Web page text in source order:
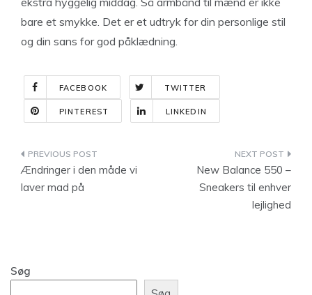
bare et smykke. Det er et udtryk for din personlige stil
og din sans for god påklædning.
FACEBOOK TWITTER
PINTEREST LINKEDIN
Indlægsnavigation
Ændringer i den måde vi
laver mad på
New Balance 550 –
Sneakers til enhver
lejlighed
Søg